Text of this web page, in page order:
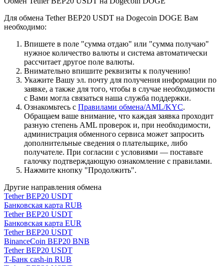
Для обмена Tether BEP20 USDT на Dogecoin DOGE Вам
необходимо:
Впишете в поле "сумма отдаю" или "сумма получаю"
нужное количество валюты и система автоматически
рассчитает другое поле валюты.
Внимательно впишите реквизиты к получению!
Укажите Вашу эл. почту для получения информации по
заявке, а также для того, чтобы в случае необходимости
с Вами могла связаться наша служба поддержки.
Ознакомьтесь с Правилами обмена/AML/KYC.
Обращаем ваше внимание, что каждая заявка проходит
разную степень AML проверок и, при необходимости,
администрация обменного сервиса может запросить
дополнительные сведения о плательщике, либо
получателе. При согласии с условиями — поставьте
галочку подтверждающую ознакомление с правилами.
Нажмите кнопку "Продолжить".
Другие направления обмена
Tether BEP20 USDT
Банковская карта RUB
Tether BEP20 USDT
Банковская карта EUR
Tether BEP20 USDT
BinanceCoin BEP20 BNB
Tether BEP20 USDT
Т-Банк cash-in RUB